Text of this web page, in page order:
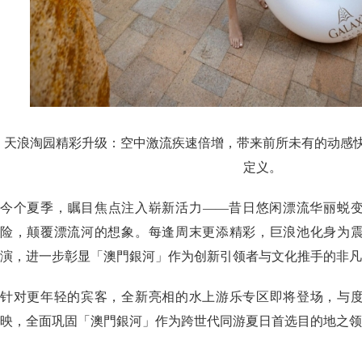
天浪淘园精彩升级：空中激流疾速倍增，带来前所未有的动感
定义。
今个夏季，瞩目焦点注入崭新活力——昔日悠闲漂流华丽蜕
险，颠覆漂流河的想象。每逢周末更添精彩，巨浪池化身为
演，进一步彰显「澳門銀河」作为创新引领者与文化推手的非
针对更年轻的宾客，全新亮相的水上游乐专区即将登场，与
映，全面巩固「澳門銀河」作为跨世代同游夏日首选目的地之